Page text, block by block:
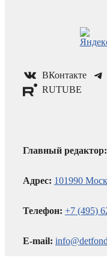
ВКонтакте
RUTUBE
Главный редактор:
Адрес: 101990
Телефон: +7 (495)
E-mail: